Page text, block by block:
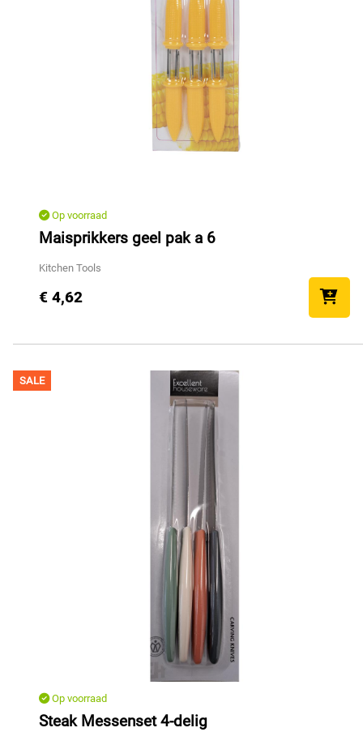
Op voorraad
Maisprikkers geel pak a 6
Kitchen Tools
€ 4,62
SALE
Op voorraad
Steak Messenset 4-delig